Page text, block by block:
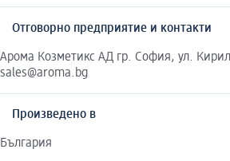
Отговорно предприятие и контакти
Арома Козметикс АД гр. София, ул. Кирил
sales@aroma.bg
Произведено в
България